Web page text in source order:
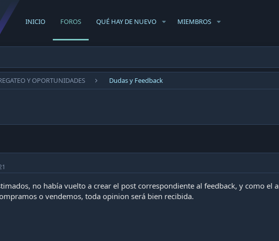
INICIO FOROS QUÉ HAY DE NUEVO MIEMBROS
Y OPORTUNIDADES Dudas y Feedback
no había vuelto a crear el post correspondiente al feedback, y como el
o vendemos, toda opinion será bien recibida.